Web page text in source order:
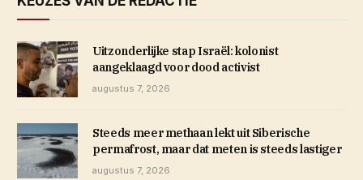
Uitzonderlijke stap Israël: kolonist
aangeklaagd voor dood activist
augustus 7, 2026
Steeds meer methaan lekt uit Siberische
permafrost, maar dat meten is steeds lastiger
augustus 7, 2026